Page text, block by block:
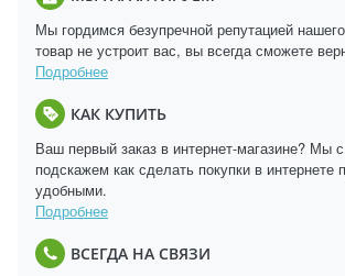
Мы гордимся безупречной репутацией
товар не устроит вас, вы всегда сможете
Подробнее
КАК КУПИТЬ
Ваш первый заказ в интернет-магазине? Мы
подскажем как сделать покупки в интернете
удобными.
Подробнее
ВСЕГДА НА СВЯЗИ